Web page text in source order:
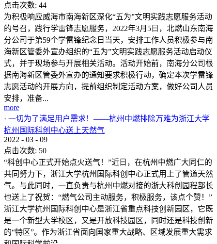
点击次数: 44
为积极响应威海市南海新区深化“五为”文明实践志愿服务活动
的号召，践行学雷锋志愿服务，2022年3月5日，北燃山东南海
分公司于第59个学雷锋纪念日当天，安排工作人员积极参与南
海新区管委外宣办组织的“五为”文明实践志愿服务活动启动仪
式，并于现场参与开展相关活动。活动开始前，南海分公司根
据南海新区管委外宣办的通知要求积极行动，确定本次学雷锋
志愿活动的开展方向，提前组织制定活动方案，做好公司人员
安排，准备...
more
· 一切为了满足用户需求！——杭州中燃排除万难为浙江大学
杭州国际科创中心送上天然气
2022 - 03 - 09
点击次数: 50
“科创中心正式开始点火送气！”近日，在杭州中燃广大同仁的
共同努力下，浙江大学杭州国际科创中心正式用上了管道天然
气。与此同时，一直负责与杭州中燃对接的浙大科创园程部长
也送上了祝贺：“燃气公司主动服务，积极服务，该点个赞！”
浙江大学杭州国际科创中心是浙江省重点科技创新园区，它既
是一个新型大学校区，又是开放科技园区，同时还是科技创新
的“特区”。作为浙江省面向国家重大战略、区域发展重大需求